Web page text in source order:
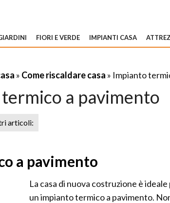
FIORI E VERDE IMPIANTI CASA
» Come riscaldare casa » Impianto
a pavimento
articoli:
a pavimento
La casa di nuova costruzione è
un impianto termico a pavimento.